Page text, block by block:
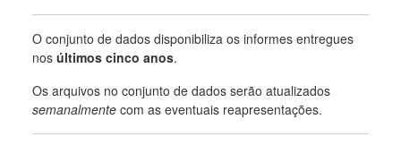
O conjunto de dados disponibiliza os informes entregues
nos últimos cinco anos.
Os arquivos no conjunto de dados serão atualizados
semanalmente com as eventuais reapresentações.